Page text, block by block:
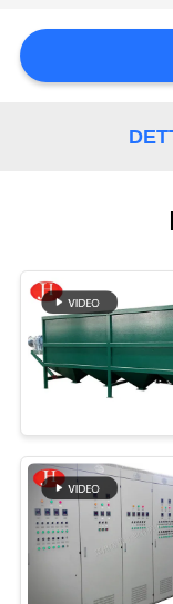
CHIEDI
MAPPA
DEL
POLITICA
SULLA
PRIVACY